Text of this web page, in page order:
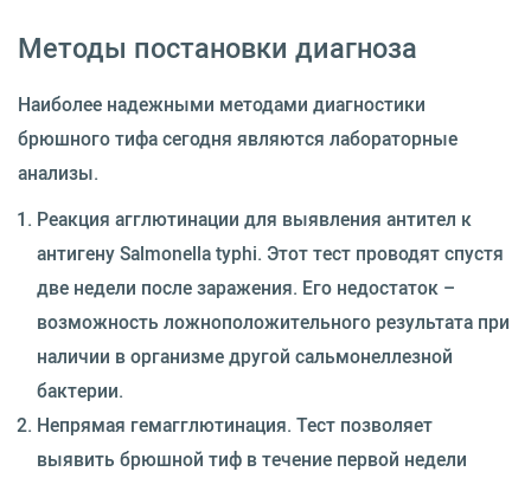
Методы постановки диагноза
Наиболее надежными методами диагностики
брюшного тифа сегодня являются лабораторные
анализы.
Реакция агглютинации для выявления антител к
антигену Salmonella typhi. Этот тест проводят спустя
две недели после заражения. Его недостаток –
возможность ложноположительного результата при
наличии в организме другой сальмонеллезной
бактерии.
Непрямая гемагглютинация. Тест позволяет
выявить брюшной тиф в течение первой недели